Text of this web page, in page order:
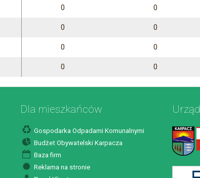
0 0
0 0
0 0
0 0
Dla mieszkańców
Gospodarka Odpadami Komunalnymi
Budżet Obywatelski Karpacza
Baza firm
Reklama na stronie